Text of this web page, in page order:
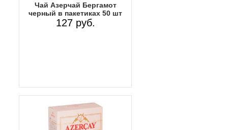
Чай Азерчай Бергамот
черный в пакетиках 50 шт
127 руб.